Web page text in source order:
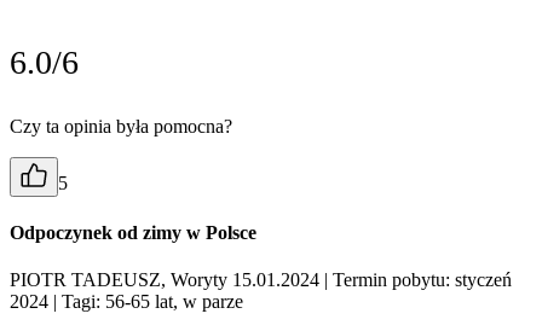
6.0/6
Czy ta opinia była pomocna?
5
Odpoczynek od zimy w Polsce
PIOTR TADEUSZ, Woryty 15.01.2024 | Termin pobytu: styczeń
2024 | Tagi: 56-65 lat, w parze